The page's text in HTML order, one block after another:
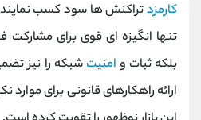
کارمزدتراکنش ‌ها سود کسب
تنها انگیزه ‌ای قوی برای مشارکت
بلکه ثبات و امنیت شبکه را نیز
ارائه راهکارهای قانونی برای موارد